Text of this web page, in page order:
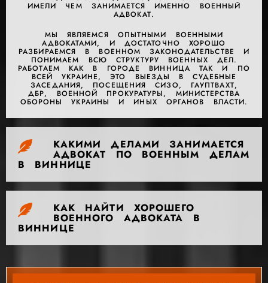
ИМЕЛИ ЧЕМ ЗАНИМАЕТСЯ ИМЕННО ВОЕННЫЙ
АДВОКАТ.
МЫ ЯВЛЯЕМСЯ ОПЫТНЫМИ ВОЕННЫМИ
АДВОКАТАМИ, И ДОСТАТОЧНО ХОРОШО
РАЗБИРАЕМСЯ В ВОЕННОМ ЗАКОНОДАТЕЛЬСТВЕ И
ПОНИМАЕМ ВСЮ СТРУКТУРУ ВОЕННЫХ ДЕЛ.
РАБОТАЕМ КАК В ГОРОДЕ ВИННИЦА ТАК И ПО
ВСЕЙ УКРАИНЕ, ЭТО ВЫЕЗДЫ В СУДЕБНЫЕ
ЗАСЕДАНИЯ, ПОСЕЩЕНИЯ СИЗО, ГАУПТВАХТ,
ДБР, ВОЕННОЙ ПРОКУРАТУРЫ, МИНИСТЕРСТВА
ОБОРОНЫ УКРАИНЫ И ИНЫХ ОРГАНОВ ВЛАСТИ.
КАКИМИ ДЕЛАМИ ЗАНИМАЕТСЯ
АДВОКАТ ПО ВОЕННЫМ ДЕЛАМ
В ВИННИЦЕ
КАК НАЙТИ ХОРОШЕГО
ВОЕННОГО АДВОКАТА В
ВИННИЦЕ